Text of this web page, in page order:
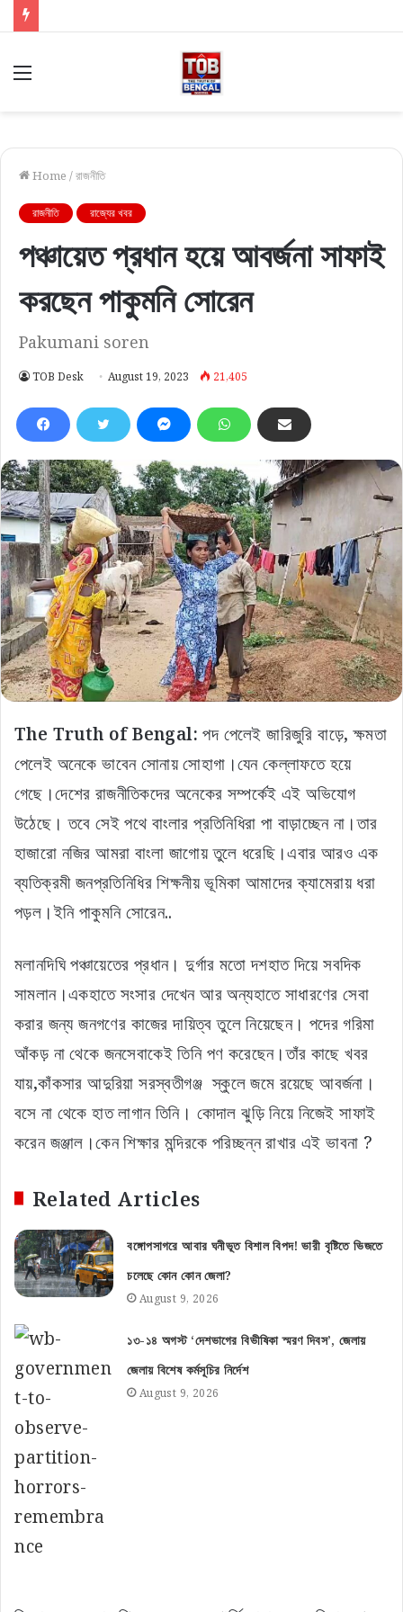
Menu
Home /রাজনীতি
রাজনীতি রাজ্যের খবর
পঞ্চায়েত প্রধান হয়ে আবর্জনা সাফাই
করছেন পাকুমনি সোরেন
Pakumani soren
TOB Desk August 19, 2023 21,405
The Truth of Bengal: পদ পেলেই জারিজুরি বাড়ে, ক্ষমতা
পেলেই অনেকে ভাবেন সোনায় সোহাগা।যেন কেল্লাফতে হয়ে
গেছে।দেশের রাজনীতিকদের অনেকের সম্পর্কেই এই অভিযোগ
উঠেছে। তবে সেই পথে বাংলার প্রতিনিধিরা পা বাড়াচ্ছেন না।তার
হাজারো নজির আমরা বাংলা জাগোয় তুলে ধরেছি।এবার আরও এক
ব্যতিক্রমী জনপ্রতিনিধির শিক্ষনীয় ভূমিকা আমাদের ক্যামেরায় ধরা
পড়ল।ইনি পাকুমনি সোরেন..
মলানদিঘি পঞ্চায়েতের প্রধান। দুর্গার মতো দশহাত দিয়ে সবদিক
সামলান।একহাতে সংসার দেখেন আর অন্যহাতে সাধারণের সেবা
করার জন্য জনগণের কাজের দায়িত্ব তুলে নিয়েছেন। পদের গরিমা
আঁকড় না থেকে জনসেবাকেই তিনি পণ করেছেন।তাঁর কাছে খবর
যায়,কাঁকসার আদুরিয়া সরস্বতীগঞ্জ স্কুলে জমে রয়েছে আবর্জনা।
বসে না থেকে হাত লাগান তিনি। কোদাল ঝুড়ি নিয়ে নিজেই সাফাই
করেন জঞ্জাল।কেন শিক্ষার মন্দিরকে পরিচ্ছন্ন রাখার এই ভাবনা ?
Related Articles
বঙ্গোপসাগরে আবার ঘনীভূত বিশাল বিপদ! ভারী বৃষ্টিতে ভিজতে
চলেছে কোন কোন জেলা?
August 9, 2026
১৩-১৪ অগস্ট ‘দেশভাগের বিভীষিকা স্মরণ দিবস’, জেলায়
জেলায় বিশেষ কর্মসূচির নির্দেশ
August 9, 2026